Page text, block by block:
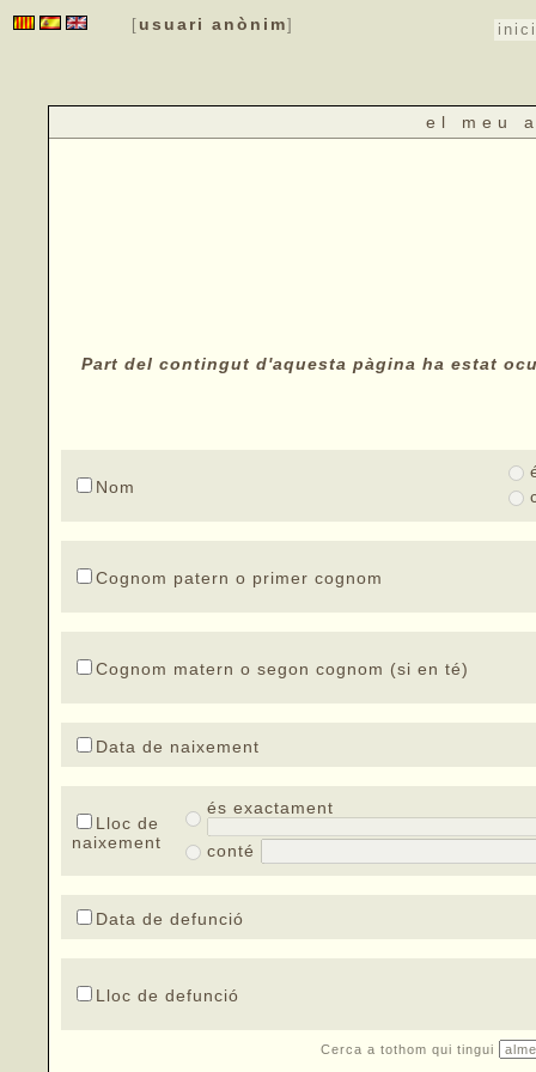
[ usuari anònim] inici
el meu
Part del contingut d'aquesta pàgina ha estat
Nom
Cognom patern o primer cognom
Cognom matern o segon cognom (si en té)
Data de naixement
Lloc de
naixement
és exactament
conté
Data de defunció
Lloc de defunció
Cerca a tothom qui tingui